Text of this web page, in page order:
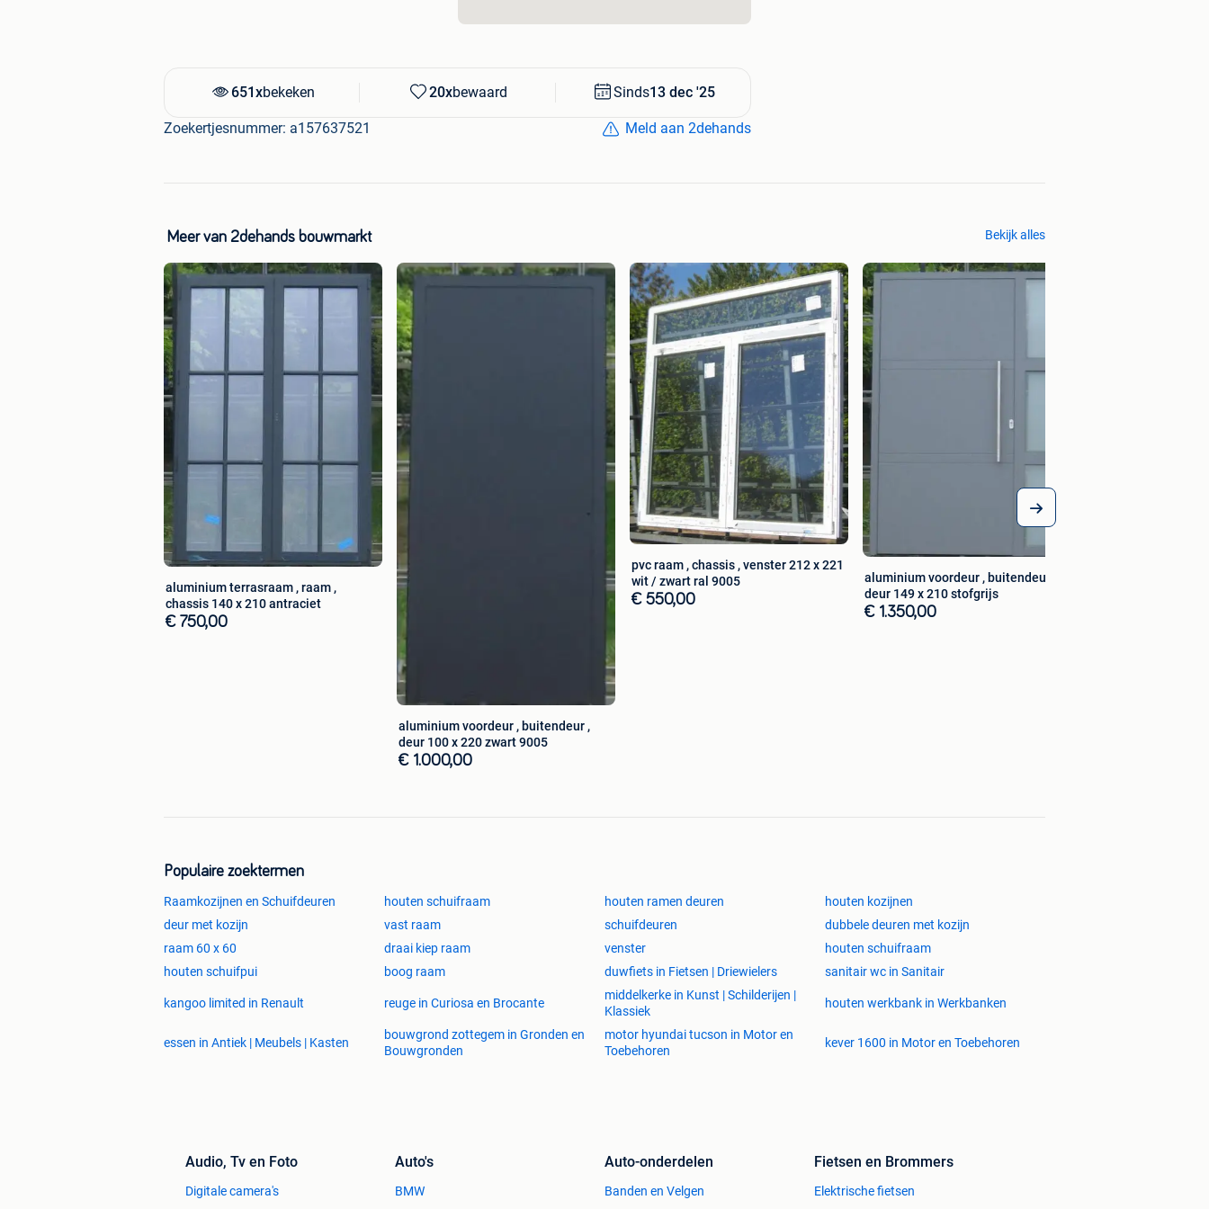
651xbekeken 20xbewaard Sinds13 dec '25
Zoekertjesnummer: a157637521 Meld aan 2dehands
Meer van 2dehands bouwmarkt Bekijk alles
aluminium terrasraam , raam ,
chassis 140 x 210 antraciet
€ 750,00
aluminium voordeur , buitendeur ,
deur 100 x 220 zwart 9005
€ 1.000,00
pvc raam , chassis , venster 212 x 221
wit / zwart ral 9005
€ 550,00
aluminium voordeur , buitendeur ,
deur 149 x 210 stofgrijs
€ 1.350,00
Populaire zoektermen
Raamkozijnen en Schuifdeuren houten schuifraam houten ramen deuren
houten kozijnen
deur met kozijn
vast raam schuifdeuren
dubbele deuren met kozijn
raam 60 x 60
draai kiep raam venster
houten schuifraam
houten schuifpui
boog raam duwfiets in Fietsen | Driewielers sanitair wc in Sanitair
kangoo limited in Renault reuge in Curiosa en Brocante
middelkerke in Kunst | Schilderijen |
Klassiek
houten werkbank in Werkbanken
essen in Antiek | Meubels | Kasten
bouwgrond zottegem in Gronden en
Bouwgronden
motor hyundai tucson in Motor en
Toebehoren
kever 1600 in Motor en Toebehoren
Audio, Tv en Foto
Digitale camera's
Auto's
BMW
Auto-onderdelen
Banden en Velgen
Fietsen en Brommers
Elektrische fietsen